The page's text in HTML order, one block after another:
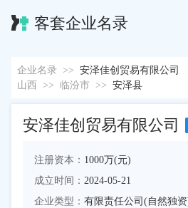
客套企业名录
企业名录 >> 安泽佳创贸易有限公司
山西
>> 临汾市 >> 安泽县
安泽佳创贸易有限公司
注册资本： 1000万(元)
成立时间： 2024-05-21
企业类型： 有限责任公司(自然独